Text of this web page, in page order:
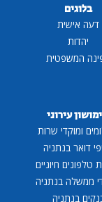
בלוגים
דעה אישית
יהדות
המשפטית
עירוני
ומוקדי שרות
דואר בנתניה
טלפונים חיוניים
ממשלה בנתניה
בנתניה